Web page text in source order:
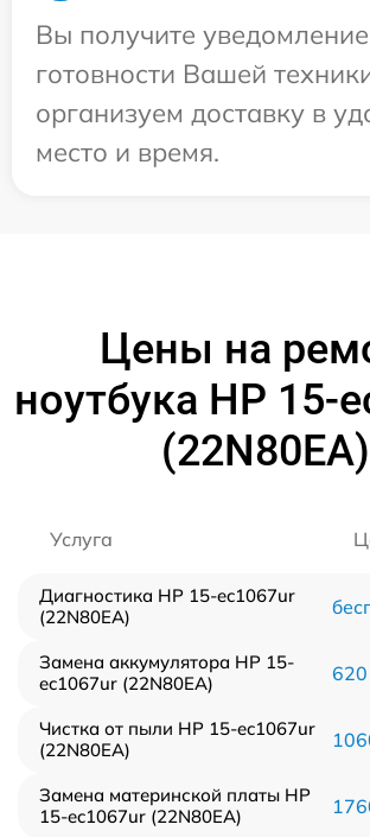
Вы получите
готовности Вашей
организуем доставку в
место и время.
Цены на
ноутбука HP 15-
(22N80EA)
Услуга
Диагностика HP 15-ec1067ur
(22N80EA)
Замена аккумулятора HP 15-
ec1067ur (22N80EA)
Чистка от пыли HP 15-ec1067ur
(22N80EA)
Замена материнской платы HP
15-ec1067ur (22N80EA)